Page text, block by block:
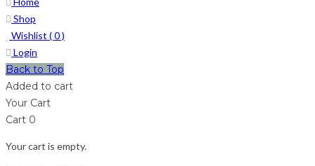
Shop
Wishlist (0)
Login
Back to Top
Added to cart
Your Cart
Cart 0
Your cart is empty.